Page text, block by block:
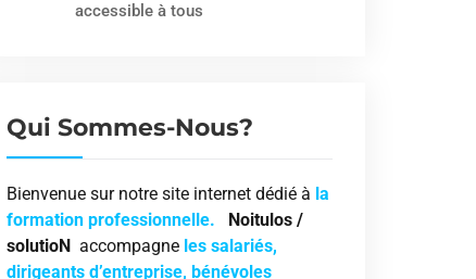
accessible à tous
Qui Sommes-Nous?
Bienvenue sur notre site internet dédié à la
formation professionnelle.
Noitulos /
solutioN accompagne les salariés,
dirigeants d’entreprise, bénévoles